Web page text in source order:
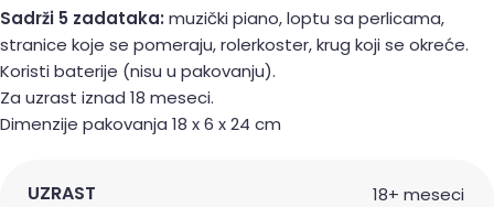
Sadrži 5 zadataka: muzički piano, loptu sa perlicama,
stranice koje se pomeraju, rolerkoster, krug koji se okreće.
Koristi baterije (nisu u pakovanju).
Za uzrast iznad 18 meseci.
Dimenzije pakovanja 18 x 6 x 24 cm
UZRAST 18+ meseci